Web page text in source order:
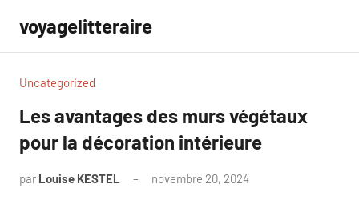
contenu
voyagelitteraire
Uncategorized
Les avantages des murs végétaux
pour la décoration intérieure
par Louise KESTEL novembre 20, 2024